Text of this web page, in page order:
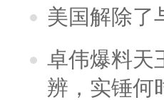
美国解除了
卓伟爆料天
辨，实锤何